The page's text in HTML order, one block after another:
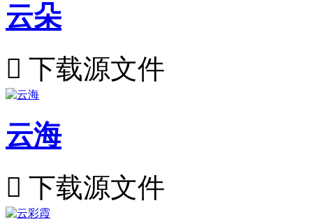
云朵
 下载源文件
云海
 下载源文件